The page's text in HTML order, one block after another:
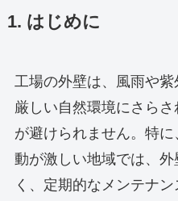
1. はじめに
工場の外壁は、風雨や紫
厳しい自然環境にさら
が避けられません。特
動が激しい地域では、
く、定期的なメンテナ